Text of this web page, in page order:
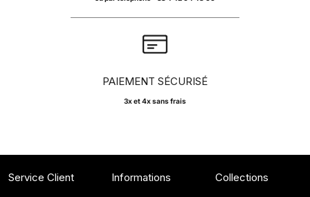
PAIEMENT SÉCURISÉ
3x et 4x sans frais
Service Client Informations Collections